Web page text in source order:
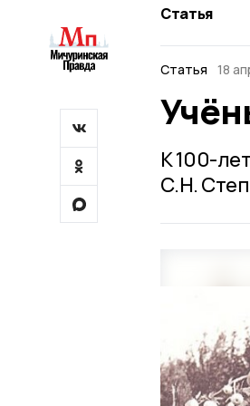
Статья
Статья
18
К 100-
С.Н.